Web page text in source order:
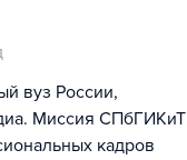
вуз России,
Миссия СПбГИКиТ
кадров